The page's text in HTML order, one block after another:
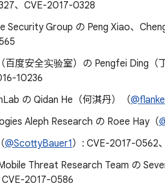
、CVE-2017-0328
Security Group の Peng Xiao、
百度安全实验室）の Pengfei Ding
10236
の Qidan He（何淇丹）（
Aleph Research の Roee Hay（
（@ScottyBauer1）: CVE-2017-0562
Threat Research Team の
2017-0586